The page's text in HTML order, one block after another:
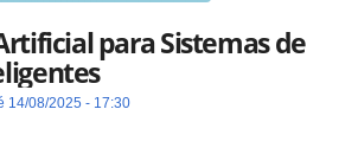
para Sistemas de
14/08/2025 - 17:30